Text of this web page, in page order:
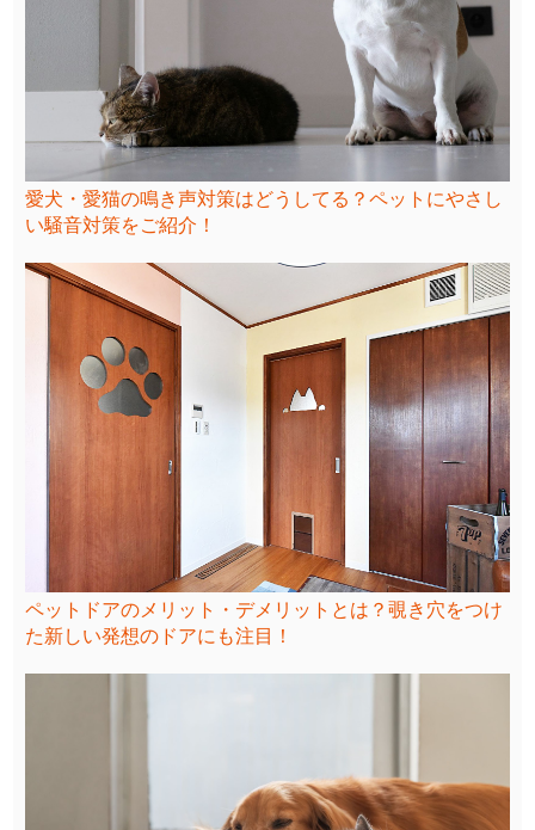
愛犬・愛猫の鳴き声対策はどうしてる？ペットにやさし
い騒音対策をご紹介！
ペットドアのメリット・デメリットとは？覗き穴をつけ
た新しい発想のドアにも注目！